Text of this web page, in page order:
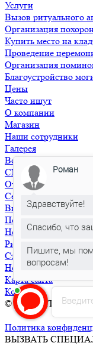
Услуги
Вызов ритуального
Организация
Купить место на
Проведение
Организация
Благоустройство
Цены
Часто ищут
О компании
Магазин
Наши сотрудники
Галерея
Вопрос-ответ
СМИ о нас
Отзывы
Сертификаты и
Видеоблагодарности
Полезная информация
Необходимые
Ритуальная
Статьи
Новости
Карта сайта
Контакты
© 2026 РИТУАЛ
Московской области
Политика
ВЫЗВАТЬ
Роман
Здравствуйте!
Спасибо, что
Пишите, мы
вопросам!